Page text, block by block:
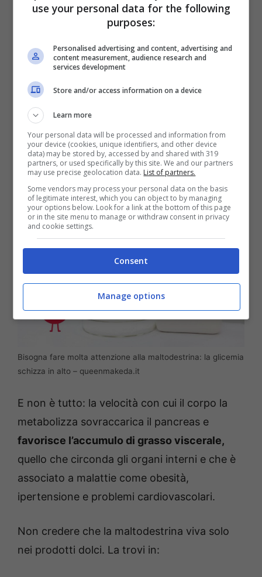
Cos’è la maltodestrina e come
incide sul nostro corpo
La maltodestrina non si limita afar salire alle
ottovolante di energia. Un momento sei pieno
di vitalità, quello dopo ti senti svuotato.
Questo effetto destabilizzante aumenta il
rischio diresistenza all’insulinae di
sviluppare il diabete di tipo 2.
Bisogna fare molta attenzione alla maltodestrina: la glicemia
schizza in alto – queenmakeda.it
E non è tutto: la velocità con cui il corpo la
metabolizza sovraccarica il pancreas e
favorisce l’accumulo di grasso viscerale,
quello che circonda gli organi interni e che è
associato a malattie come obesità,
ipertensione e problemi cardiovascolari.
Non credere che la maltodestrina viva solo
nei prodotti dolci. La trovi in:
use your personal data for the following
purposes:
Personalised advertising and content, advertising and
content measurement, audience research and
services development
Store and/or access information on a device
Learn more
Your personal data will be processed and information from
your device (cookies, unique identifiers, and other device
data) may be stored by, accessed by and shared with 319
partners, or used specifically by this site. We and our partners
may use precise geolocation data. List of partners.
Some vendors may process your personal data on the basis
of legitimate interest, which you can object to by managing
your options below. Look for a link at the bottom of this page
or in the site menu to manage or withdraw consent in privacy
and cookie settings.
Consent
Manage options